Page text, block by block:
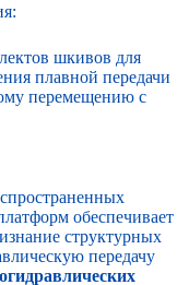
шкивов для
плавной передачи
перемещению с
обеспечивает
структурных
передачу